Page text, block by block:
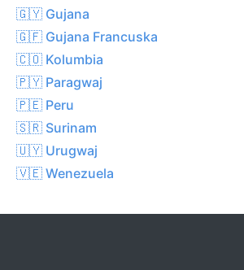
🇬🇾 Gujana
🇬🇫 Gujana Francuska
🇨🇴 Kolumbia
🇵🇾 Paragwaj
🇵🇪 Peru
🇸🇷 Surinam
🇺🇾 Urugwaj
🇻🇪 Wenezuela